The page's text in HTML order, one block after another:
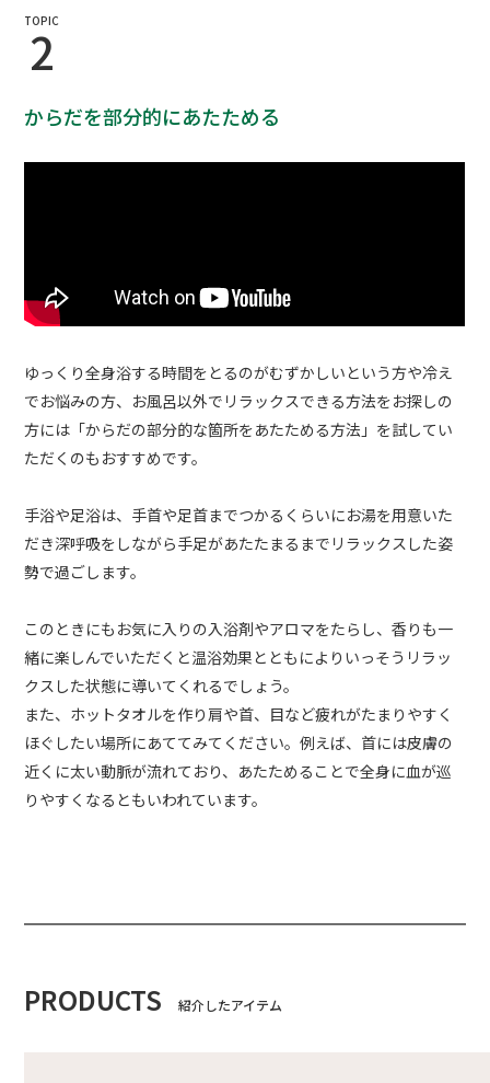
TOPIC
2
からだを部分的にあたためる
ゆっくり全身浴する時間をとるのがむずかしいという方や冷え
でお悩みの方、お風呂以外でリラックスできる方法をお探しの
方には「からだの部分的な箇所をあたためる方法」を試してい
ただくのもおすすめです。
手浴や足浴は、手首や足首までつかるくらいにお湯を用意いた
だき深呼吸をしながら手足があたたまるまでリラックスした姿
勢で過ごします。
このときにもお気に入りの入浴剤やアロマをたらし、香りも一
緒に楽しんでいただくと温浴効果とともによりいっそうリラッ
クスした状態に導いてくれるでしょう。
また、ホットタオルを作り肩や首、目など疲れがたまりやすく
ほぐしたい場所にあててみてください。例えば、首には皮膚の
近くに太い動脈が流れており、あたためることで全身に血が巡
りやすくなるともいわれています。
PRODUCTS 紹介したアイテム